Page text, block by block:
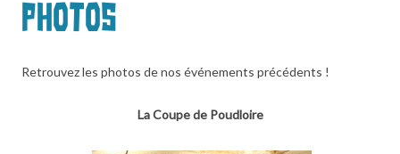
Photos
Retrouvez les photos de nos événements précédents !
La Coupe de Poudloire